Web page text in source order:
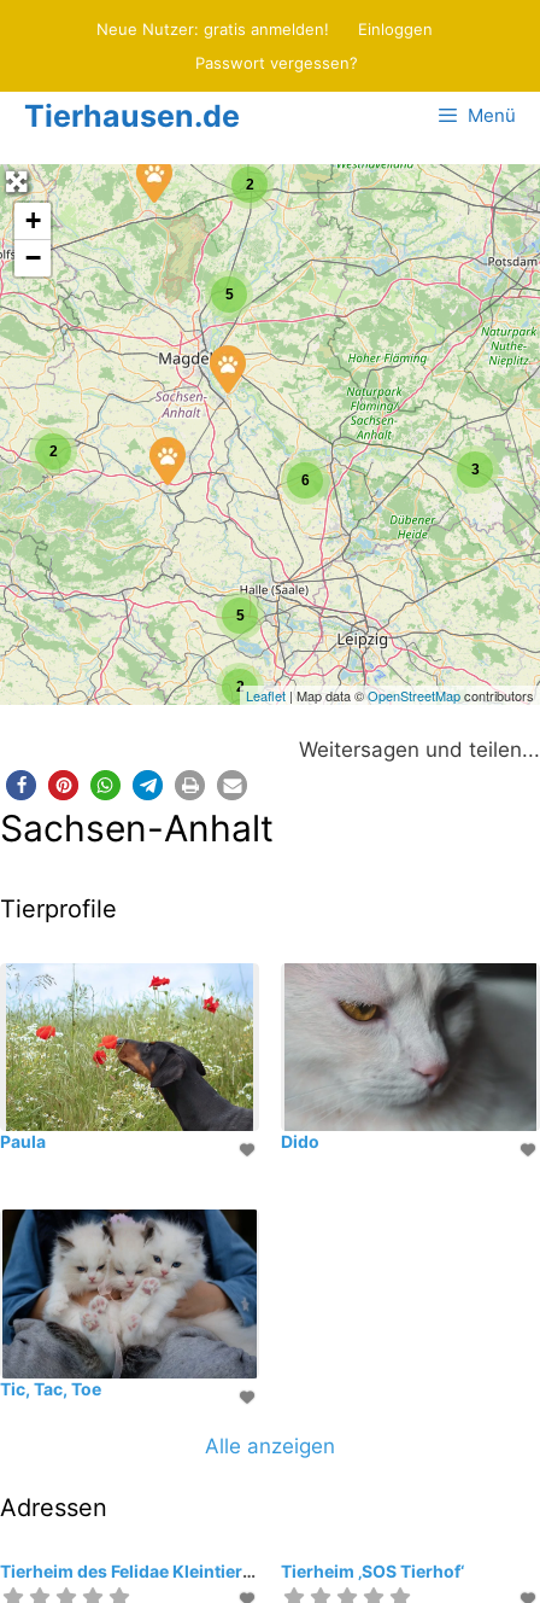
Neue Nutzer: gratis anmelden!
Einloggen
Passwort vergessen?
Tierhausen.de Menü
3
2
5
2
2
6
5
+
−
Leaflet | Map data ©OpenStreetMapcontributors
Weitersagen und teilen...
Sachsen-Anhalt
Tierprofile
Paula Dido
Tic, Tac, Toe
Alle anzeigen
Adressen
Tierheim des Felidae Kleintierschutz- verein am Rosengarten e. V. Tierheim ‚SOS Tierhof‘